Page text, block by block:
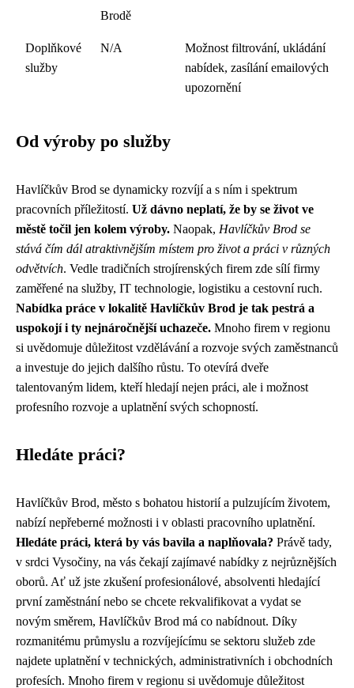
Brodě
Doplňkové
služby
N/A
Možnost filtrování, ukládání
nabídek, zasílání emailových
upozornění
Od výroby po služby
Havlíčkův Brod se dynamicky rozvíjí a s ním i spektrum
pracovních příležitostí. Už dávno neplatí, že by se život ve
městě točil jen kolem výroby. Naopak, Havlíčkův Brod se
stává čím dál atraktivnějším místem pro život a práci v různých
odvětvích. Vedle tradičních strojírenských firem zde sílí firmy
zaměřené na služby, IT technologie, logistiku a cestovní ruch.
Nabídka práce v lokalitě Havlíčkův Brod je tak pestrá a
uspokojí i ty nejnáročnější uchazeče. Mnoho firem v regionu
si uvědomuje důležitost vzdělávání a rozvoje svých zaměstnanců
a investuje do jejich dalšího růstu. To otevírá dveře
talentovaným lidem, kteří hledají nejen práci, ale i možnost
profesního rozvoje a uplatnění svých schopností.
Hledáte práci?
Havlíčkův Brod, město s bohatou historií a pulzujícím životem,
nabízí nepřeberné možnosti i v oblasti pracovního uplatnění.
Hledáte práci, která by vás bavila a naplňovala? Právě tady,
v srdci Vysočiny, na vás čekají zajímavé nabídky z nejrůznějších
oborů. Ať už jste zkušení profesionálové, absolventi hledající
první zaměstnání nebo se chcete rekvalifikovat a vydat se
novým směrem, Havlíčkův Brod má co nabídnout. Díky
rozmanitému průmyslu a rozvíjejícímu se sektoru služeb zde
najdete uplatnění v technických, administrativních i obchodních
profesích. Mnoho firem v regionu si uvědomuje důležitost